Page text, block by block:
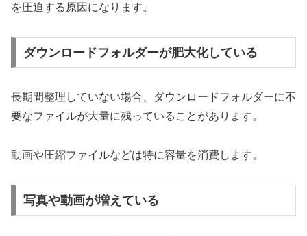
を圧迫する原因になります。
ダウンロードフォルダーが肥大化している
長期間整理していない場合、ダウンロードフォルダーに不
要なファイルが大量に残っていることがあります。
動画や圧縮ファイルなどは特に容量を消費します。
写真や動画が増えている